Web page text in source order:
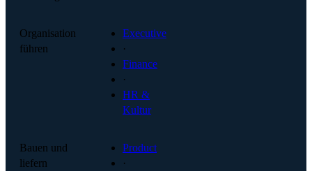
Organisation
führen
Executive
·
Finance
·
HR &
Kultur
Bauen und
liefern
Product
·